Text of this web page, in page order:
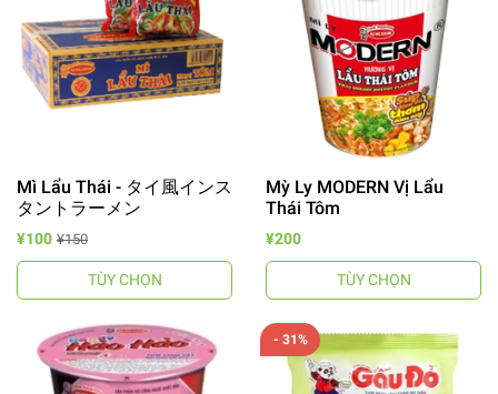
Mì Lẩu Thái - タイ風インス
タントラーメン
¥100 ¥150
TÙY CHỌN
Mỳ Ly MODERN Vị Lẩu
Thái Tôm
¥200
TÙY CHỌN
- 31%